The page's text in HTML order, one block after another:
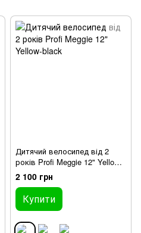
Дитячий велосипед від 2
років Profi Meggie 12" Yellow-
black
2 100 грн
Купити